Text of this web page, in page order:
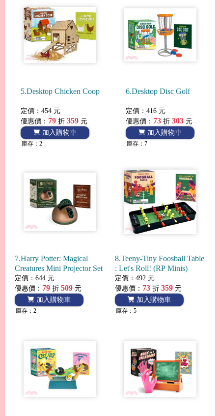
5.Desktop Chicken Coop
定價：454 元
優惠價： 79折 359元
加入購物車
庫存：2
6.Desktop Disc Golf
定價：416 元
優惠價： 73 折 303 元
加入購物車
庫存：7
7.Harry Potter: Magical
Creatures Mini Projector Set
定價：644 元
優惠價： 79 折 509 元
加入購物車
庫存：2
8.Teeny-Tiny Foosball Table
: Let's Roll! (RP Minis)
定價：492 元
優惠價： 73 折 359 元
加入購物車
庫存：5